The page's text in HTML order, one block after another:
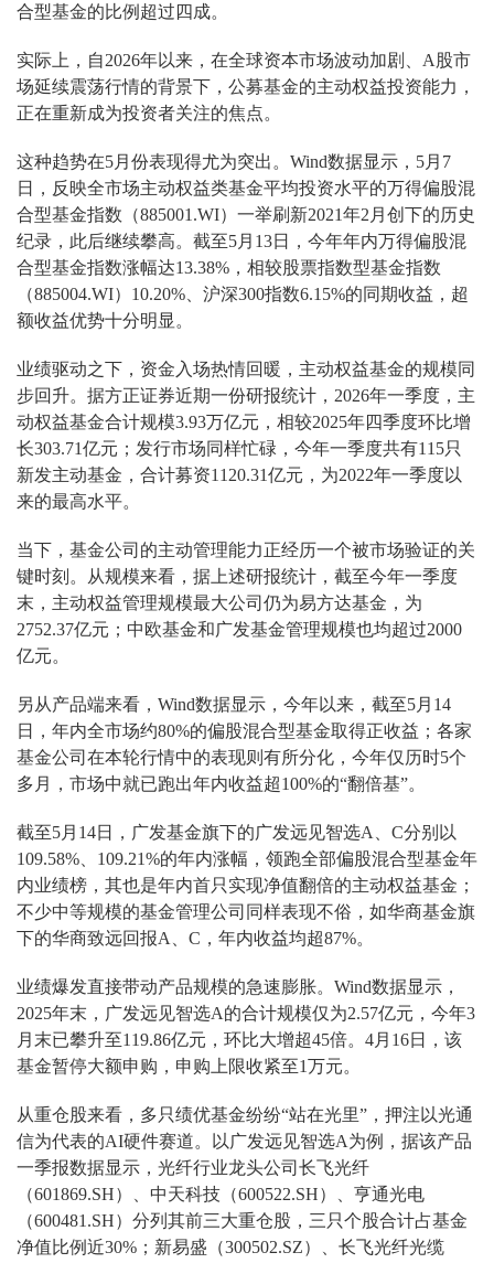
合型基金的比例超过四成。
实际上，自2026年以来，在全球资本市场波动加剧、A股市
场延续震荡行情的背景下，公募基金的主动权益投资能力，
正在重新成为投资者关注的焦点。
这种趋势在5月份表现得尤为突出。Wind数据显示，5月7
日，反映全市场主动权益类基金平均投资水平的万得偏股混
合型基金指数（885001.WI）一举刷新2021年2月创下的历史
纪录，此后继续攀高。截至5月13日，今年年内万得偏股混
合型基金指数涨幅达13.38%，相较股票指数型基金指数
（885004.WI）10.20%、沪深300指数6.15%的同期收益，超
额收益优势十分明显。
业绩驱动之下，资金入场热情回暖，主动权益基金的规模同
步回升。据方正证券近期一份研报统计，2026年一季度，主
动权益基金合计规模3.93万亿元，相较2025年四季度环比增
长303.71亿元；发行市场同样忙碌，今年一季度共有115只
新发主动基金，合计募资1120.31亿元，为2022年一季度以
来的最高水平。
当下，基金公司的主动管理能力正经历一个被市场验证的关
键时刻。从规模来看，据上述研报统计，截至今年一季度
末，主动权益管理规模最大公司仍为易方达基金，为
2752.37亿元；中欧基金和广发基金管理规模也均超过2000
亿元。
另从产品端来看，Wind数据显示，今年以来，截至5月14
日，年内全市场约80%的偏股混合型基金取得正收益；各家
基金公司在本轮行情中的表现则有所分化，今年仅历时5个
多月，市场中就已跑出年内收益超100%的“翻倍基”。
截至5月14日，广发基金旗下的广发远见智选A、C分别以
109.58%、109.21%的年内涨幅，领跑全部偏股混合型基金年
内业绩榜，其也是年内首只实现净值翻倍的主动权益基金；
不少中等规模的基金管理公司同样表现不俗，如华商基金旗
下的华商致远回报A、C，年内收益均超87%。
业绩爆发直接带动产品规模的急速膨胀。Wind数据显示，
2025年末，广发远见智选A的合计规模仅为2.57亿元，今年3
月末已攀升至119.86亿元，环比大增超45倍。4月16日，该
基金暂停大额申购，申购上限收紧至1万元。
从重仓股来看，多只绩优基金纷纷“站在光里”，押注以光通
信为代表的AI硬件赛道。以广发远见智选A为例，据该产品
一季报数据显示，光纤行业龙头公司长飞光纤
（601869.SH）、中天科技（600522.SH）、亨通光电
（600481.SH）分列其前三大重仓股，三只个股合计占基金
净值比例近30%；新易盛（300502.SZ）、长飞光纤光缆